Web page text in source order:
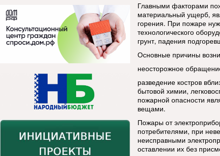
Главными факторами
материальный ущерб,
горения. При пожаре
технологического
грунт, падения
Основные причины
неосторожное
разведение костров
бытовой химии,
пожарной опасности
вещами.
Пожары от
потребителями, при
неисправными
оставлении их без